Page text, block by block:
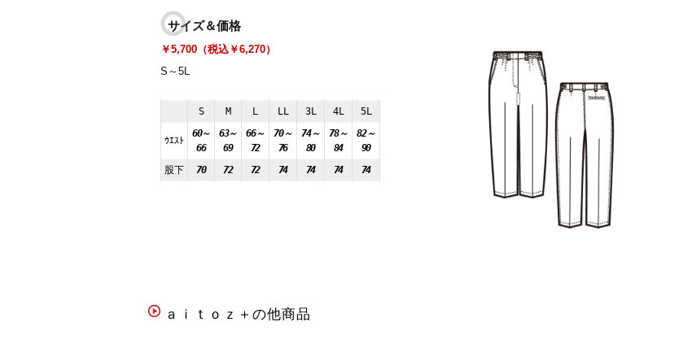
サイズ＆価格
￥5,700（税込￥6,270）
S～5L
S M L LL 3L 4L 5L
ｳｴｽﾄ
60～
66
63～
69
66～
72
70～
76
74～
80
78～
84
82～
90
股下
70 72 72 74 74 74 74
ａｉｔｏｚ＋の他商品